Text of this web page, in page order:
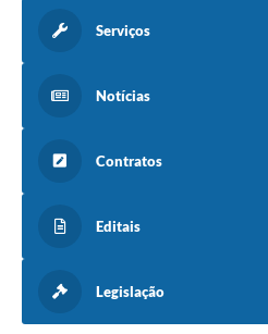
Serviços
Notícias
Contratos
Editais
Legislação